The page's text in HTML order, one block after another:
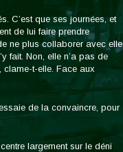
C’est que ses journées, et
de lui faire prendre
ne plus collaborer avec elle
fait. Non, elle n’a pas de
clame-t-elle. Face aux
de la convaincre, pour
largement sur le déni